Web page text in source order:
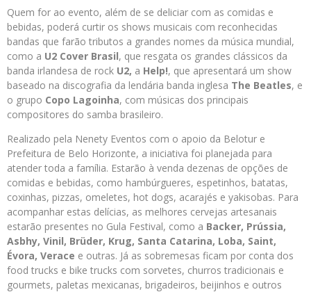
Quem for ao evento, além de se deliciar com as comidas e
bebidas, poderá curtir os shows musicais com reconhecidas
bandas que farão tributos a grandes nomes da música mundial,
como a U2 Cover Brasil, que resgata os grandes clássicos da
banda irlandesa de rock U2, a Help!, que apresentará um show
baseado na discografia da lendária banda inglesa The Beatles, e
o grupo Copo Lagoinha, com músicas dos principais
compositores do samba brasileiro.
Realizado pela Nenety Eventos com o apoio da Belotur e
Prefeitura de Belo Horizonte, a iniciativa foi planejada para
atender toda a família. Estarão à venda dezenas de opções de
comidas e bebidas, como hambúrgueres, espetinhos, batatas,
coxinhas, pizzas, omeletes, hot dogs, acarajés e yakisobas. Para
acompanhar estas delícias, as melhores cervejas artesanais
estarão presentes no Gula Festival, como a Backer, Prússia,
Asbhy, Vinil, Brüder, Krug, Santa Catarina, Loba, Saint,
Évora, Verace e outras. Já as sobremesas ficam por conta dos
food trucks e bike trucks com sorvetes, churros tradicionais e
gourmets, paletas mexicanas, brigadeiros, beijinhos e outros